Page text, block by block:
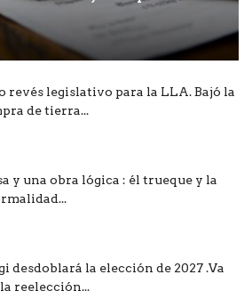
revés legislativo para la LLA. Bajó la
de tierra...
y una obra lógica : él trueque y la
desdoblará la elección de 2027 .Va
reelección...